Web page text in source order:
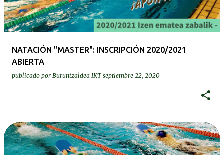
NATACIÓN "MASTER": INSCRIPCIÓN 2020/2021
ABIERTA
publicado por Buruntzaldea IKT septiembre 22, 2020